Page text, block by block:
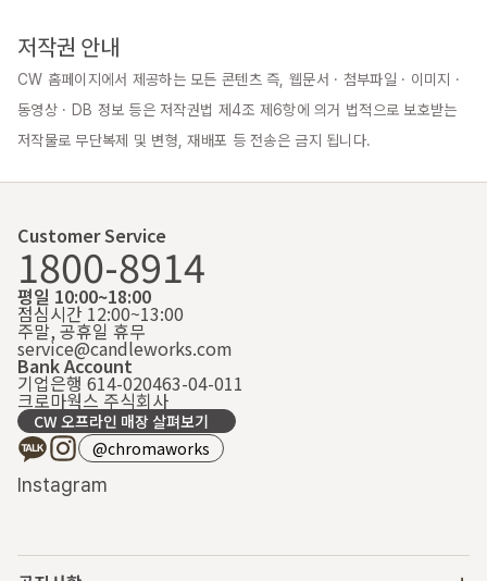
저작권 안내
CW 홈페이지에서 제공하는 모든 콘텐츠 즉, 웹문서 · 첨부파일 · 이미지 ·
동영상 · DB 정보 등은 저작권법 제4조 제6항에 의거 법적으로 보호받는
저작물로 무단복제 및 변형, 재배포 등 전송은 금지 됩니다.
Customer Service
1800-8914
평일 10:00~18:00
점심시간 12:00~13:00
주말, 공휴일 휴무
service@candleworks.com
Bank Account
기업은행 614-020463-04-011
크로마웍스 주식회사
CW 오프라인 매장 살펴보기
@chromaworks
Instagram